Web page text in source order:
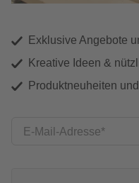
Exklusive Angebote
Kreative Ideen &
Produktneuheiten
E-Mail-Adresse